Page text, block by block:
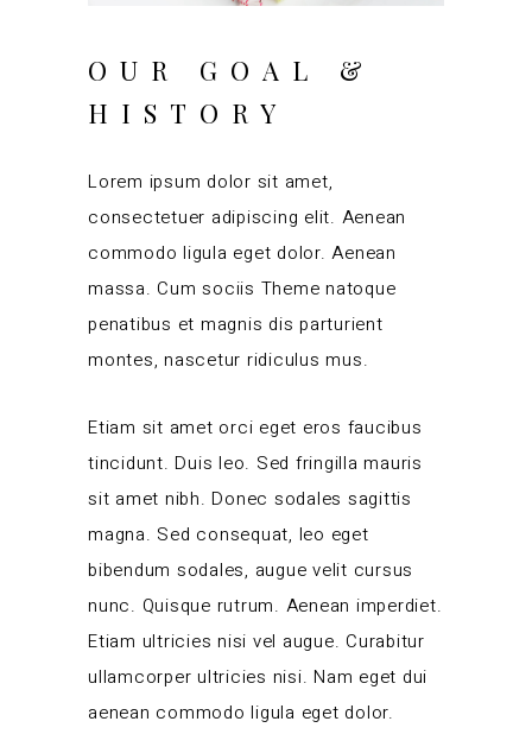
OUR GOAL &
HISTORY
Lorem ipsum dolor sit amet,
consectetuer adipiscing elit. Aenean
commodo ligula eget dolor. Aenean
massa. Cum sociis Theme natoque
penatibus et magnis dis parturient
montes, nascetur ridiculus mus.
Etiam sit amet orci eget eros faucibus
tincidunt. Duis leo. Sed fringilla mauris
sit amet nibh. Donec sodales sagittis
magna. Sed consequat, leo eget
bibendum sodales, augue velit cursus
nunc. Quisque rutrum. Aenean imperdiet.
Etiam ultricies nisi vel augue. Curabitur
ullamcorper ultricies nisi. Nam eget dui
aenean commodo ligula eget dolor.